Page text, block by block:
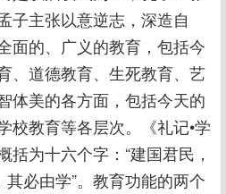
子主张以意逆志，深造自
面的、广义的教育，包括今
、道德教育、生死教育、艺
体美的各方面，包括今天的
校教育等各层次。《礼记•学
为十六个字：“建国君民，
其必由学”。教育功能的两个